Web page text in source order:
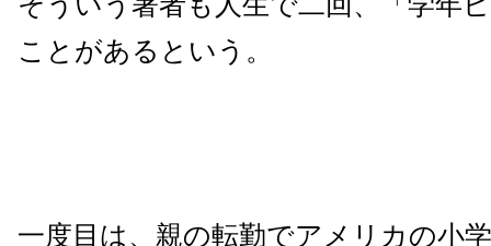
ことがあるという。
一度目は、親の転勤でアメリカの小